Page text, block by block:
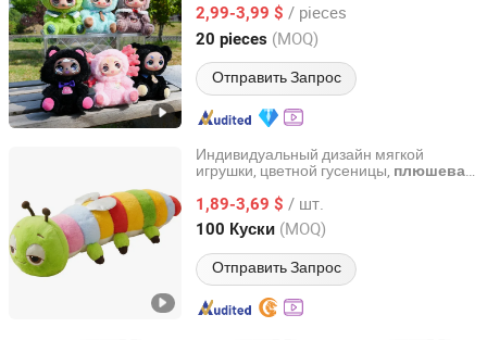
Лицо Серия Тайная Коллекция Коробка
Куклы
2,99-3,99 $ / pieces
20 pieces (MOQ)
Отправить Запрос
Jiangsu, China с 2025
Индивидуальный дизайн мягкой
игрушки, цветной гусеницы, плюшевая
1,89-3,69 $ / шт.
100 Куски (MOQ)
Отправить Запрос
Yangzhou ToyCross Trade Company Ltd
Jiangsu, China с 2025